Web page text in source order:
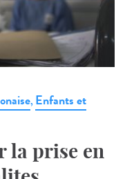
, Enfants et
la prise en